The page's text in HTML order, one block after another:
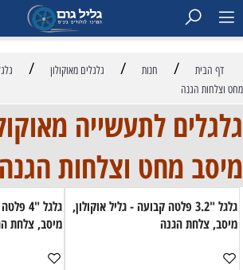
דף הבית / חנות / גלגלים מאוקולון /
מחט וצלחות הגנה
גלגלים לתעשייה
מיסב מחט וצלחות הגנה
גלגל "3.2 פלטה קבועה - גליל אוקולון,
מיסב, צלחת הגנה
גלגל
מיסב, צלחת